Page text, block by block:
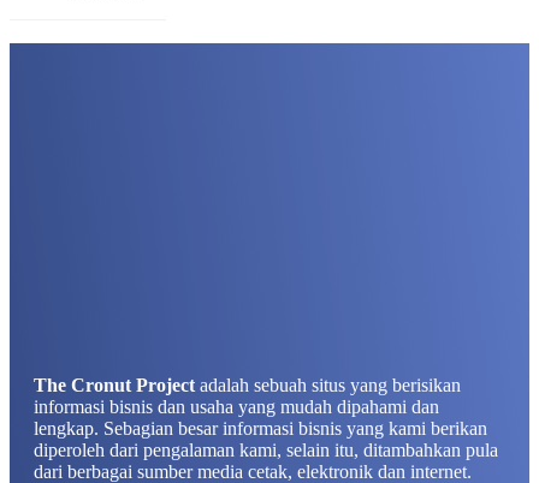
The Cronut Project adalah sebuah situs yang berisikan
informasi bisnis dan usaha yang mudah dipahami dan
lengkap. Sebagian besar informasi bisnis yang kami berikan
diperoleh dari pengalaman kami, selain itu, ditambahkan pula
dari berbagai sumber media cetak, elektronik dan internet.